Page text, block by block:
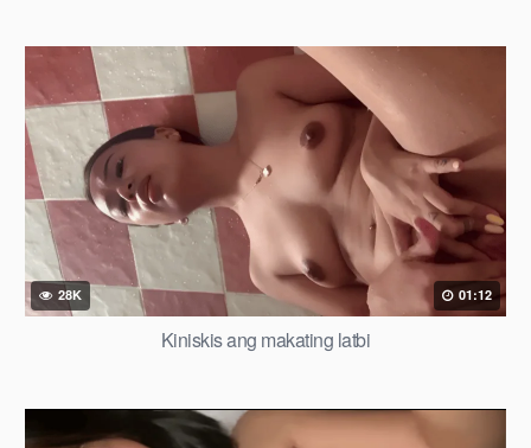
28K 01:12
Kiniskis ang makating latbi